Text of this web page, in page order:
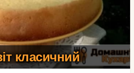
класичний